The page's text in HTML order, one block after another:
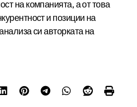
на компанията, а от това
и позиции на
си авторката на